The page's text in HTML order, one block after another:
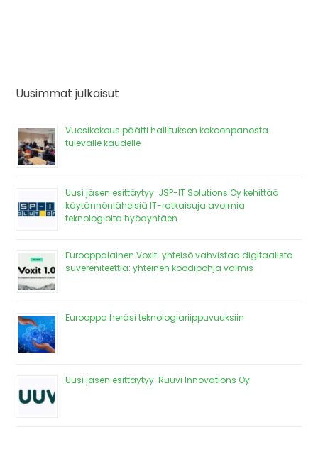
Uusimmat julkaisut
Vuosikokous päätti hallituksen kokoonpanosta
tulevalle kaudelle
Uusi jäsen esittäytyy: JSP-IT Solutions Oy kehittää
käytännönläheisiä IT-ratkaisuja avoimia
teknologioita hyödyntäen
Eurooppalainen Voxit-yhteisö vahvistaa digitaalista
suvereniteettia: yhteinen koodipohja valmis
Eurooppa heräsi teknologiariippuvuuksiin
Uusi jäsen esittäytyy: Ruuvi Innovations Oy